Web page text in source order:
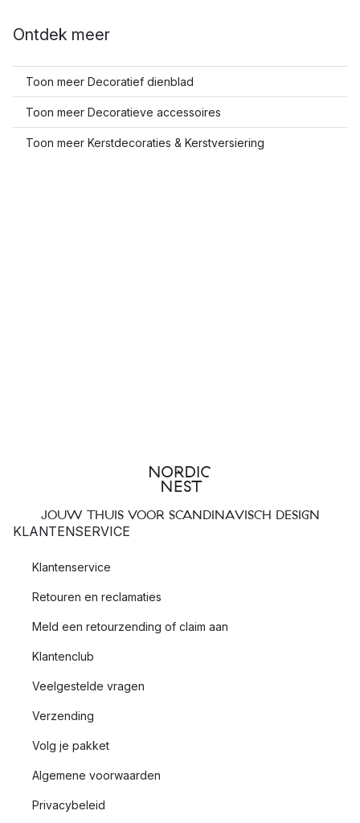
Ontdek meer
Toon meer Decoratief dienblad
Toon meer Decoratieve accessoires
Toon meer Kerstdecoraties & Kerstversiering
JOUW THUIS VOOR SCANDINAVISCH DESIGN
KLANTENSERVICE
Klantenservice
Retouren en reclamaties
Meld een retourzending of claim aan
Klantenclub
Veelgestelde vragen
Verzending
Volg je pakket
Algemene voorwaarden
Privacybeleid